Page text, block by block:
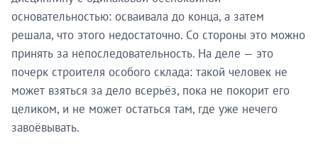
основательностью: осваивала до конца, а затем
решала, что этого недостаточно. Со стороны это можно
принять за непоследовательность. На деле — это
почерк строителя особого склада: такой человек не
может взяться за дело всерьёз, пока не покорит его
целиком, и не может остаться там, где уже нечего
завоёвывать.